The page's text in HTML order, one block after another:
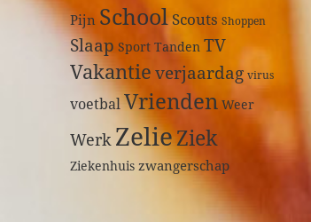
Pijn SchoolScouts Shoppen
Slaap Sport Tanden TV
Vakantie verjaardag virus
voetbalVrienden Weer
Werk ZelieZiek
Ziekenhuis zwangerschap